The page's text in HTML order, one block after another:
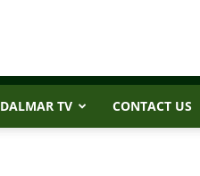
DALMAR TV CONTACT US